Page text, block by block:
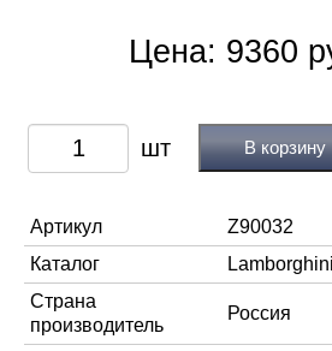
Цена: 9360
В корзину
Артикул
Z90032
Каталог
Страна
производитель
Россия